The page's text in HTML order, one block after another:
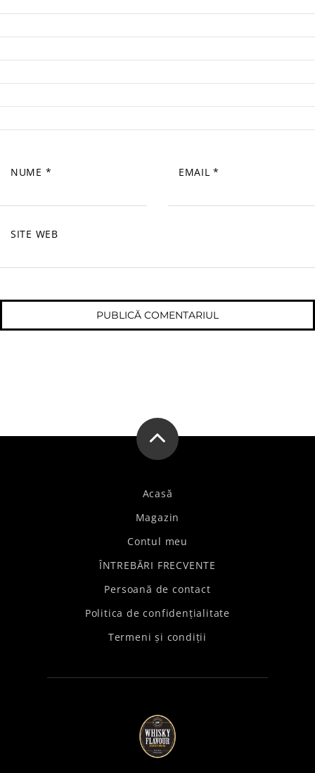
NUME * EMAIL*
SITE WEB
Acasă
Magazin
Contul meu
ÎNTREBĂRI FRECVENTE
Persoană de contact
Politica de confidențialitate
Termeni și condiții